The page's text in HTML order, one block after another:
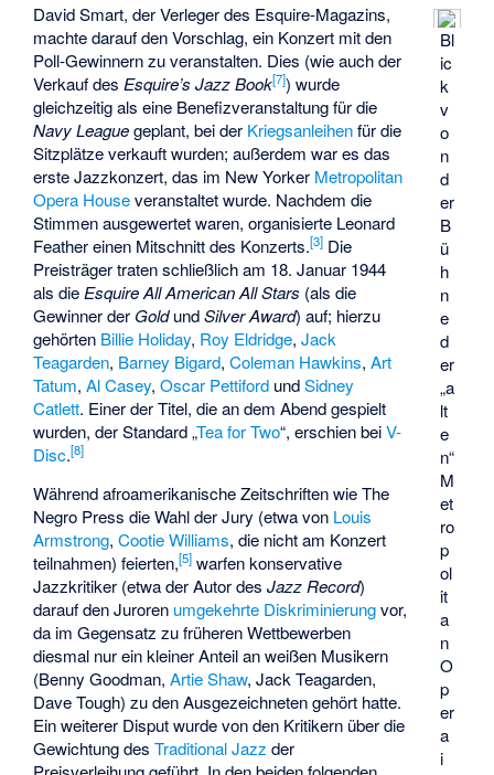
Bl
ic
k
v
o
n
d
er
B
ü
h
n
e
d
er
„a
lt
e
n“
M
et
ro
p
ol
it
a
n
O
p
er
a
i
David Smart, der Verleger des Esquire-Magazins,
machte darauf den Vorschlag, ein Konzert mit den
Poll-Gewinnern zu veranstalten. Dies (wie auch der
Verkauf des Esquire’s Jazz Book[7]) wurde
gleichzeitig als eine Benefizveranstaltung für die
Navy Leaguegeplant, bei der Kriegsanleihenfür die
Sitzplätze verkauft wurden; außerdem war es das
erste Jazzkonzert, das im New Yorker Metropolitan
Opera Houseveranstaltet wurde. Nachdem die
Stimmen ausgewertet waren, organisierte Leonard
Feather einen Mitschnitt des Konzerts.[3] Die
Preisträger traten schließlich am 18. Januar 1944
als die Esquire All American All Stars (als die
Gewinner der GoldundSilver Award) auf; hierzu
gehörten Billie Holiday, Roy Eldridge,Jack
Teagarden, Barney Bigard,Coleman Hawkins,Art
Tatum,Al Casey,Oscar Pettiford undSidney
Catlett. Einer der Titel, die an dem Abend gespielt
wurden, der Standard „Tea for Two“, erschien beiV-
Disc.[8]
Während afroamerikanische Zeitschriften wieThe
Negro Press die Wahl der Jury (etwa von Louis
Armstrong,Cootie Williams, die nicht am Konzert
teilnahmen) feierten,[5] warfen konservative
Jazzkritiker (etwa der Autor desJazz Record)
darauf den Juroren umgekehrte Diskriminierungvor,
da im Gegensatz zu früheren Wettbewerben
diesmal nur ein kleiner Anteil an weißen Musikern
(Benny Goodman,Artie Shaw, Jack Teagarden,
Dave Tough) zu den Ausgezeichneten gehört hatte.
Ein weiterer Disput wurde von den Kritikern über die
Gewichtung desTraditional Jazz der